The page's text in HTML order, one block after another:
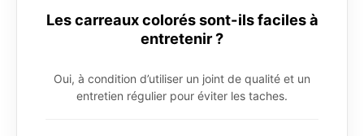
Les carreaux colorés sont-ils faciles à
entretenir ?
Oui, à condition d’utiliser un joint de qualité et un
entretien régulier pour éviter les taches.